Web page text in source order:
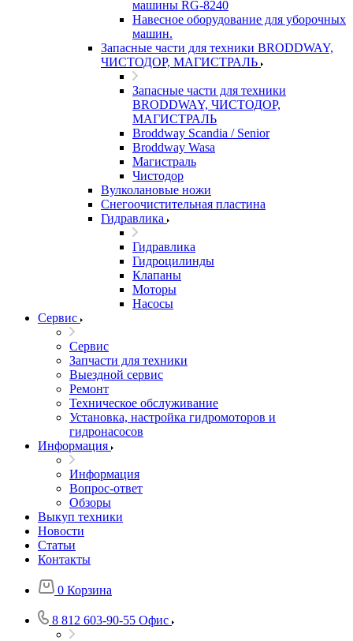
машины RG-8240
Навесное оборудование для уборочных
машин.
Запасные части для техники BRODDWAY,
ЧИСТОДОР, МАГИСТРАЛЬ
Запасные части для техники
BRODDWAY, ЧИСТОДОР,
МАГИСТРАЛЬ
Broddway Scandia / Senior
Broddway Wasa
Магистраль
Чистодор
Вулколановые ножи
Снегоочистительная пластина
Гидравлика
Гидравлика
Гидроцилинды
Клапаны
Моторы
Насосы
Сервис
Сервис
Запчасти для техники
Выездной сервис
Ремонт
Техническое обслуживание
Установка, настройка гидромоторов и
гидронасосов
Информация
Информация
Вопрос-ответ
Обзоры
Выкуп техники
Новости
Статьи
Контакты
0 Корзина
8 812 603-90-55 Офис